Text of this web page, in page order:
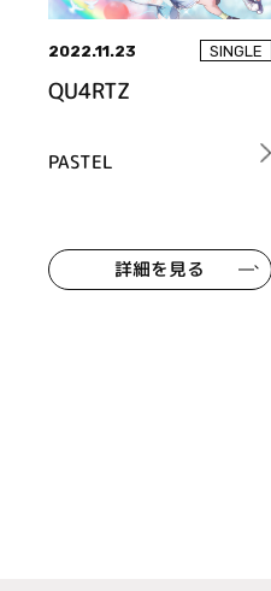
2022.11.23 SINGLE
QU4RTZ
PASTEL
詳細を見る